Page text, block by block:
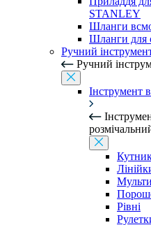
STANLEY
Шланги
Шланги для
Ручний
Ручний
Інструмент
Рівні